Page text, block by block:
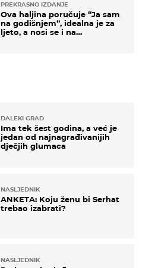
DALEKI GRAD
Ima tek šest godina, a već je
jedan od najnagrađivanijih
dječjih glumaca
NASLJEDNIK
ANKETA: Koju ženu bi Serhat
trebao izabrati?
NASLJEDNIK
PREKRASNO IZDANJE
Ova haljina poručuje “Ja sam
na godišnjem”, idealna je za
ljeto, a nosi se i na